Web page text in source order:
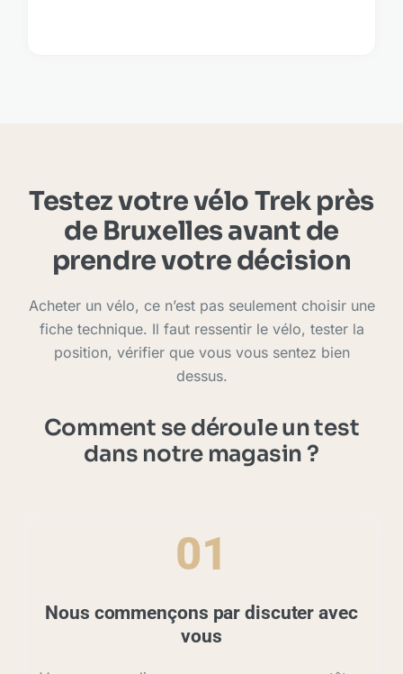
Testez votre vélo Trek près
de Bruxelles avant de
prendre votre décision
Acheter un vélo, ce n’est pas seulement choisir une
fiche technique. Il faut ressentir le vélo, tester la
position, vérifier que vous vous sentez bien
dessus.
Comment se déroule un test
dans notre magasin ?
01
Nous commençons par discuter avec
vous